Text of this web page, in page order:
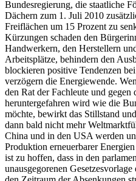
Bundesregierung, die staatliche
Dächern zum 1. Juli 2010
Freiflächen um 15 Prozent zu
Kürzungen schaden den
Handwerkern, den Herstellern
Arbeitsplätze, behindern den
blockieren positive Tendenzen
verzögern die Energiewende.
den Rat der Fachleute und gegen
heruntergefahren wird wie die
möchte, bewirkt das Stillstand
dann bald nicht mehr
China und in den USA werden
Produktion erneuerbarer
ist zu hoffen, dass in den
unausgegorenen